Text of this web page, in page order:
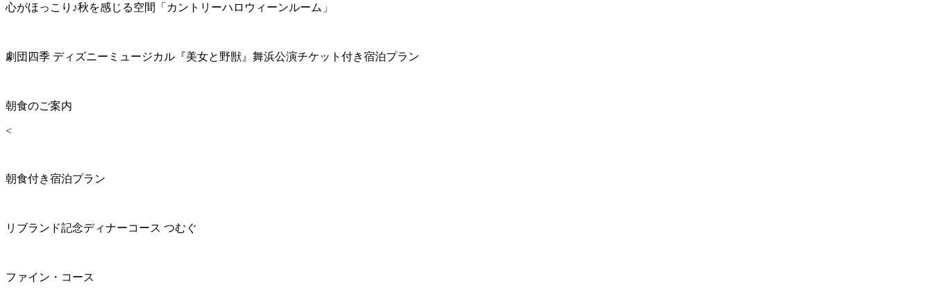
心がほっこり♪秋を感じる空間「カントリーハロウィーンルーム」
劇団四季 ディズニーミュージカル『美女と野獣』舞浜公演チケット付き宿泊プラン
朝食のご案内
<
朝食付き宿泊プラン
リブランド記念ディナーコース つむぐ
ファイン・コース